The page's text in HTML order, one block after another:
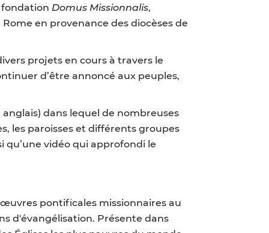
fondation Domus Missionnalis,
en provenance des diocèses de
projets en cours à travers le
d’être annoncé aux peuples,
dans lequel de nombreuses
les paroisses et différents groupes
qu’une vidéo qui approfondi le
pontificales missionnaires au
d'évangélisation. Présente dans